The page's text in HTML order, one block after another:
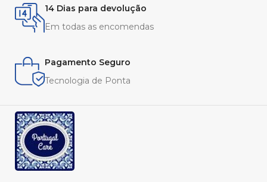
14 Dias para devolução
Em todas as encomendas
Pagamento Seguro
Tecnologia de Ponta